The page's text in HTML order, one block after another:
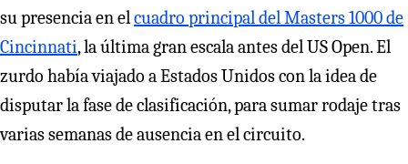
su presencia en elcuadro principal del Masters 1000 de
Cincinnati, la última gran escala antes del US Open. El
zurdo había viajado a Estados Unidos con la idea de
disputar la fase de clasificación, para sumar rodaje tras
varias semanas de ausencia en el circuito.